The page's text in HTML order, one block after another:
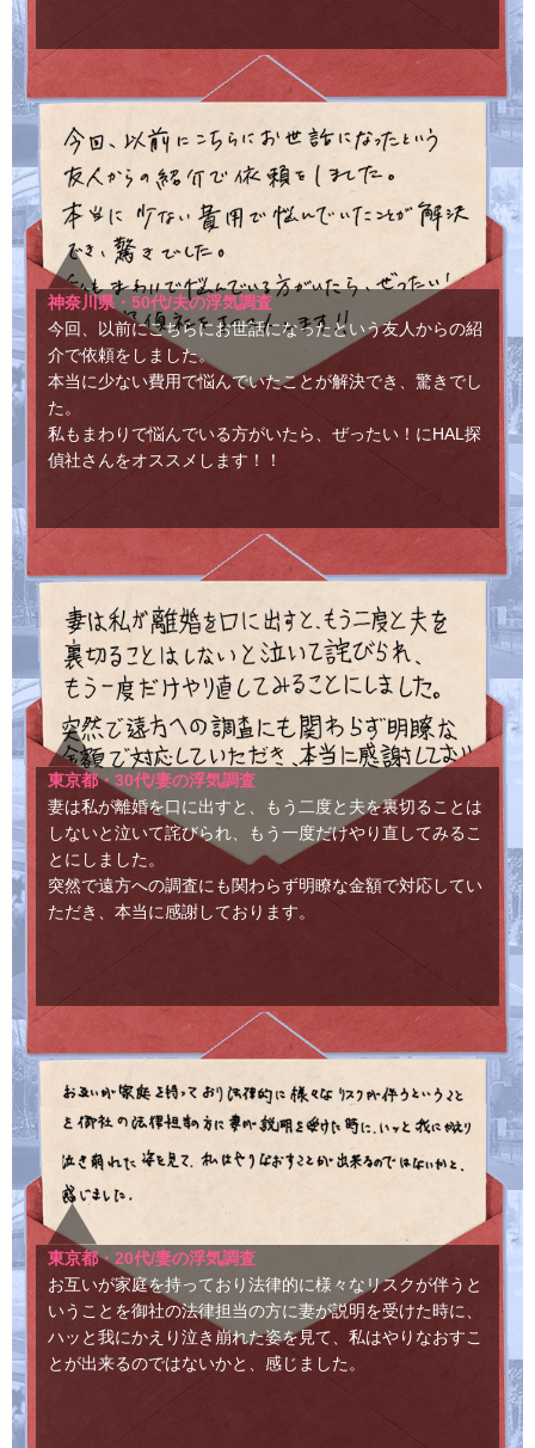
神奈川県・50代/夫の浮気調査
今回、以前にこちらにお世話になったという友人からの紹
介で依頼をしました。
本当に少ない費用で悩んでいたことが解決でき、驚きでし
た。
私もまわりで悩んでいる方がいたら、ぜったい！にHAL探
偵社さんをオススメします！！
東京都・30代/妻の浮気調査
妻は私が離婚を口に出すと、もう二度と夫を裏切ることは
しないと泣いて詫びられ、もう一度だけやり直してみるこ
とにしました。
突然で遠方への調査にも関わらず明瞭な金額で対応してい
ただき、本当に感謝しております。
東京都・20代/妻の浮気調査
お互いが家庭を持っており法律的に様々なリスクが伴うと
いうことを御社の法律担当の方に妻が説明を受けた時に、
ハッと我にかえり泣き崩れた姿を見て、私はやりなおすこ
とが出来るのではないかと、感じました。